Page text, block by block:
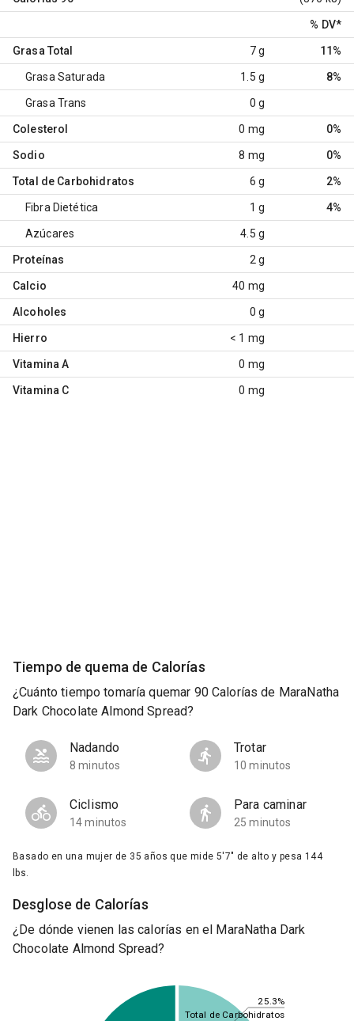
% DV*
Grasa Total 7 g 11%
Grasa Saturada 1.5 g 8%
Grasa Trans 0 g
Colesterol 0 mg 0%
Sodio 8 mg 0%
Total de Carbohidratos 6 g 2%
Fibra Dietética 1 g 4%
Azúcares 4.5 g
Proteínas 2 g
Calcio 40 mg
Alcoholes 0 g
Hierro < 1 mg
Vitamina A 0 mg
Vitamina C 0 mg
Tiempo de quema de Calorías
¿Cuánto tiempo tomaría quemar 90 Calorías de MaraNatha
Dark Chocolate Almond Spread?
Nadando
8 minutos
Trotar
10 minutos
Ciclismo
14 minutos
Para caminar
25 minutos
Basado en una mujer de 35 años que mide 5'7" de alto y pesa 144
lbs.
Desglose de Calorías
¿De dónde vienen las calorías en el MaraNatha Dark
Chocolate Almond Spread?
25.3%
Total de Carbohidratos